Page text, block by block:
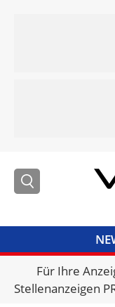
Für Ihre
Stellenanzeigen